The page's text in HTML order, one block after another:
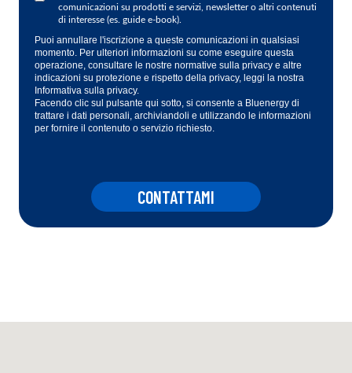
comunicazioni su prodotti e servizi, newsletter o altri contenuti
di interesse (es. guide e-book).
Puoi annullare l'iscrizione a queste comunicazioni in qualsiasi
momento. Per ulteriori informazioni su come eseguire questa
operazione, consultare le nostre normative sulla privacy e altre
indicazioni su protezione e rispetto della privacy, leggi la nostra
Informativa sulla privacy.
Facendo clic sul pulsante qui sotto, si consente a Bluenergy di
trattare i dati personali, archiviandoli e utilizzando le informazioni
per fornire il contenuto o servizio richiesto.